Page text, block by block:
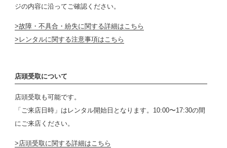
ジの内容に沿ってご確認ください。
故障・不具合・紛失に関する詳細はこちら
レンタルに関する注意事項はこちら
店頭受取について
店頭受取も可能です。
「ご来店日時」はレンタル開始日となります。10:00〜17:30の間
にご来店ください。
店頭受取に関する詳細はこちら